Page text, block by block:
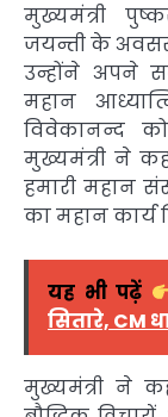
मुख्यमंत्री
जयन्ती के अवसर
उन्होंने अपने
महान
विवेकानन्द
मुख्यमंत्री ने
हमारी महान
का महान कार्य
यह भी पढ़ें
सितारे, CM
मुख्यमंत्री ने